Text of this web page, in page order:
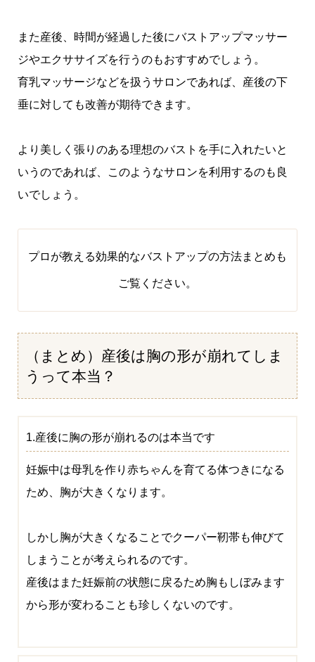
また産後、時間が経過した後にバストアップマッサー
ジやエクササイズを行うのもおすすめでしょう。
育乳マッサージなどを扱うサロンであれば、産後の下
垂に対しても改善が期待できます。
より美しく張りのある理想のバストを手に入れたいと
いうのであれば、このようなサロンを利用するのも良
いでしょう。
プロが教える効果的なバストアップの方法まとめ も
ご覧ください。
（まとめ）産後は胸の形が崩れてしま
うって本当？
1.産後に胸の形が崩れるのは本当です
妊娠中は母乳を作り赤ちゃんを育てる体つきになる
ため、胸が大きくなります。
しかし胸が大きくなることでクーパー靭帯も伸びて
しまうことが考えられるのです。
産後はまた妊娠前の状態に戻るため胸もしぼみます
から形が変わることも珍しくないのです。